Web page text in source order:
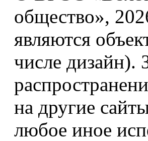
общество»,
являются
числе дизайн).
на другие
любое иное